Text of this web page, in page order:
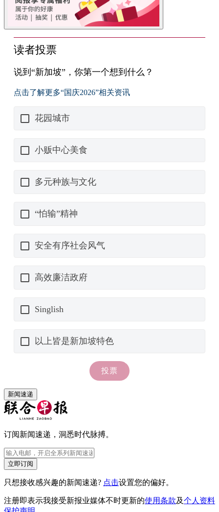
新闻速递
订阅新闻速递，洞悉时代脉搏。
立即订阅
只想接收感兴趣的新闻速递? 点击设置您的偏好。
注册即表示我接受新报业媒体不时更新的使用条款及个人资料